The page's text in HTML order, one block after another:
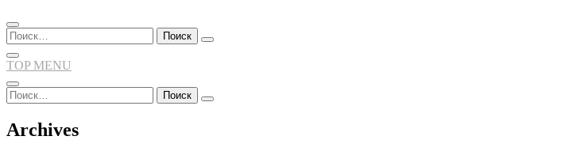
Найти:
TOP MENU
Найти:
Archives